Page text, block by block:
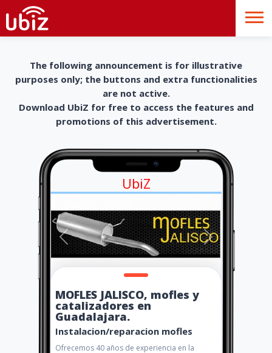
The following announcement is for illustrative
purposes only; the buttons and extra functionalities
are not active.
Download UbiZ for free to access the features and
promotions of this advertisement.
UbiZ
MOFLES JALISCO, mofles y
catalizadores en
Guadalajara.
Instalacion/reparacion mofles
Ofrecemos 40 años de experiencia en la